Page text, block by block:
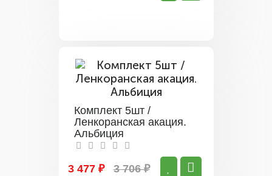
Комплект 5шт /
Ленкоранская акация.
Альбиция
3 477 ₽ 3 706 ₽